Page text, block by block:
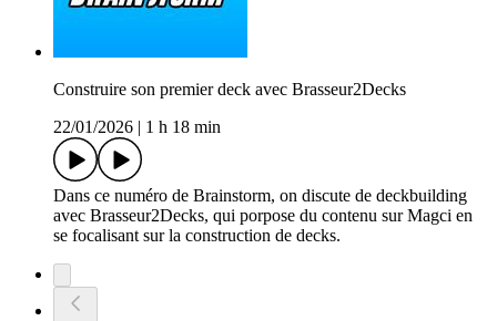
Construire son premier deck avec Brasseur2Decks
22/01/2026
1 h 18 min
Dans ce numéro de Brainstorm, on discute de deckbuilding
avec Brasseur2Decks, qui porpose du contenu sur Magci en
se focalisant sur la construction de decks.